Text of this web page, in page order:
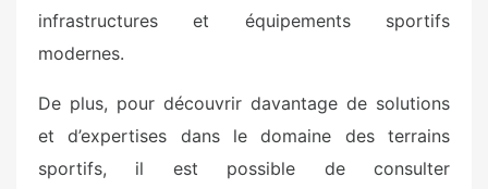
infrastructures et équipements sportifs
modernes.
De plus, pour découvrir davantage de solutions
et d’expertises dans le domaine des terrains
sportifs, il est possible de consulter